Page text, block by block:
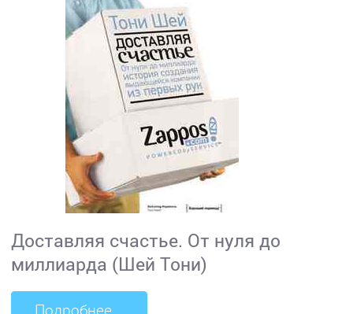
Доставляя счастье. От нуля до
миллиарда (Шей Тони)
Подробнее...